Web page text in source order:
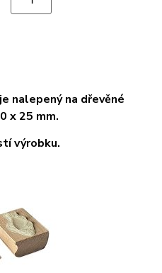
nalepený na dřevěné
x 25 mm.
výrobku.